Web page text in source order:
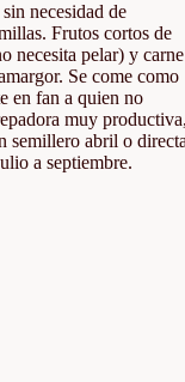
necesidad de
Frutos cortos de
necesita pelar) y carne
Se come como
en fan a quien no
muy
semillero abril o
a septiembre.